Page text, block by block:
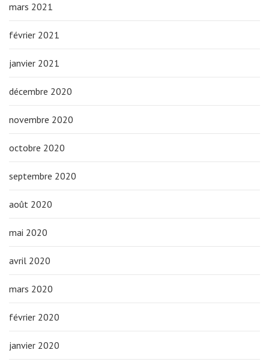
mars 2021
février 2021
janvier 2021
décembre 2020
novembre 2020
octobre 2020
septembre 2020
août 2020
mai 2020
avril 2020
mars 2020
février 2020
janvier 2020